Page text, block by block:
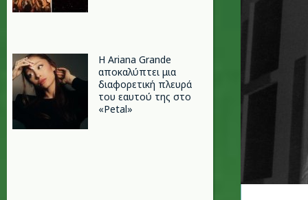
Η Ariana Grande
αποκαλύπτει μια
διαφορετική πλευρά
του εαυτού της στο
«Petal»